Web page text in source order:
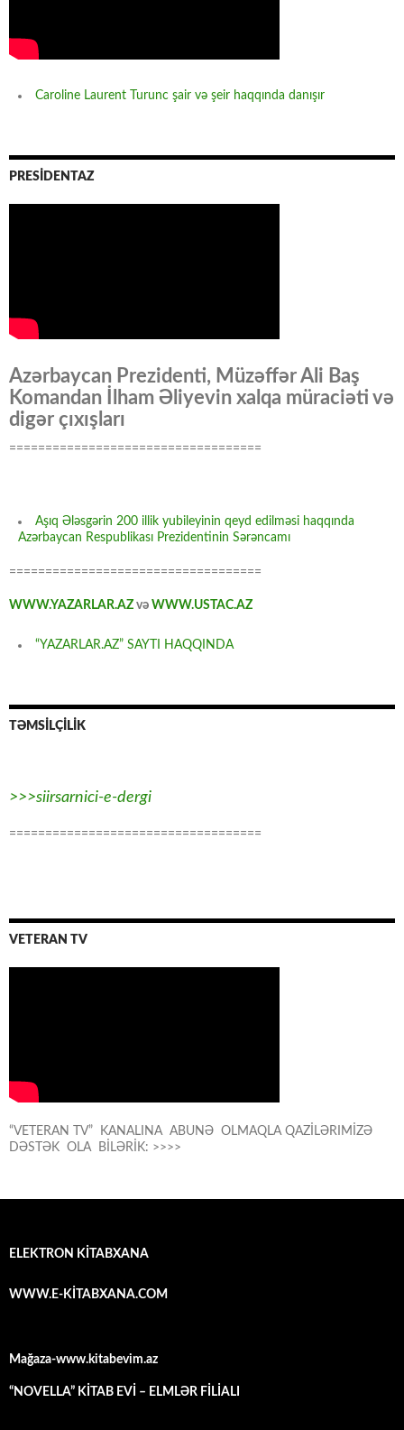
Caroline Laurent Turunc şair və şeir haqqında danışır
PRESİDENTAZ
Azərbaycan Prezidenti, Müzəffər Ali Baş
Komandan İlham Əliyevin xalqa müraciəti və
digər çıxışları
===================================
Aşıq Ələsgərin 200 illik yubileyinin qeyd edilməsi haqqında
Azərbaycan Respublikası Prezidentinin Sərəncamı
===================================
WWW.YAZARLAR.AZ və WWW.USTAC.AZ
“YAZARLAR.AZ” SAYTI HAQQINDA
TƏMSİLÇİLİK
>>>siirsarnici-e-dergi
===================================
VETERAN TV
“VETERAN TV” KANALINA ABUNƏ OLMAQLA QAZİLƏRIMİZƏ
DƏSTƏK OLA BİLƏRİK: >>>>
ELEKTRON KİTABXANA
WWW.E-KİTABXANA.COM
Mağaza-www.kitabevim.az
“NOVELLA” KİTAB EVİ – ELMLƏR FİLİALI